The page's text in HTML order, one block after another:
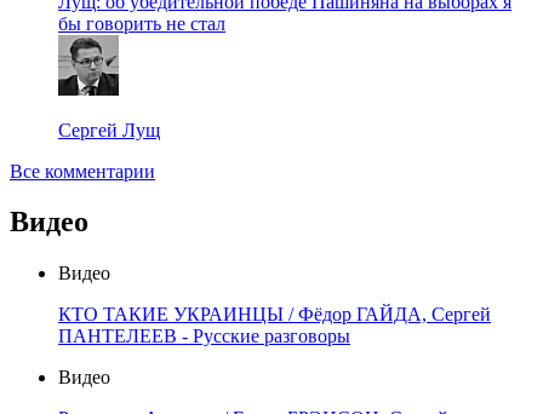
бы говорить не стал
Сергей Лущ
Все комментарии
Видео
Видео
КТО ТАКИЕ УКРАИНЦЫ / Фёдор ГАЙДА, Сергей
ПАНТЕЛЕЕВ - Русские разговоры
Видео